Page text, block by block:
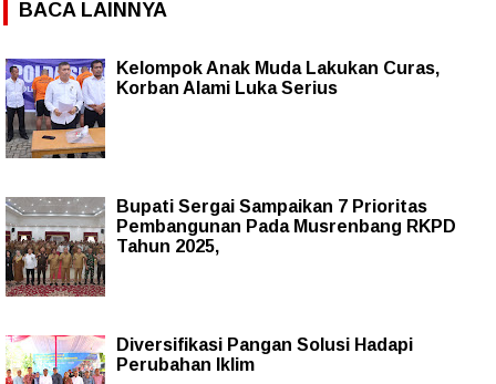
BACA LAINNYA
Kelompok Anak Muda Lakukan Curas,
Korban Alami Luka Serius
Bupati Sergai Sampaikan 7 Prioritas
Pembangunan Pada Musrenbang RKPD
Tahun 2025,
Diversifikasi Pangan Solusi Hadapi
Perubahan Iklim